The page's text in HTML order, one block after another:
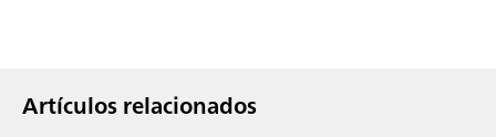
Artículos relacionados